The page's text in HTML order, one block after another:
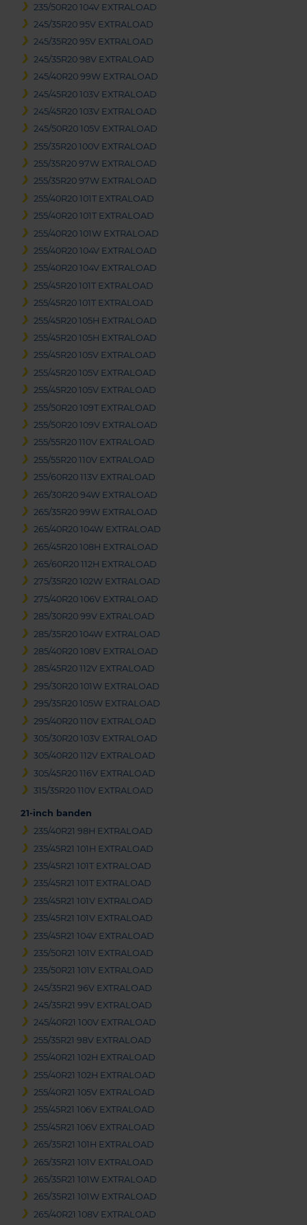
235/50R20 104V EXTRALOAD
245/35R20 95V EXTRALOAD
245/35R20 95V EXTRALOAD
245/35R20 98V EXTRALOAD
245/40R20 99W EXTRALOAD
245/45R20 103V EXTRALOAD
245/45R20 103V EXTRALOAD
245/50R20 105V EXTRALOAD
255/35R20 100V EXTRALOAD
255/35R20 97W EXTRALOAD
255/35R20 97W EXTRALOAD
255/40R20 101T EXTRALOAD
255/40R20 101T EXTRALOAD
255/40R20 101W EXTRALOAD
255/40R20 104V EXTRALOAD
255/40R20 104V EXTRALOAD
255/45R20 101T EXTRALOAD
255/45R20 101T EXTRALOAD
255/45R20 105H EXTRALOAD
255/45R20 105H EXTRALOAD
255/45R20 105V EXTRALOAD
255/45R20 105V EXTRALOAD
255/45R20 105V EXTRALOAD
255/50R20 109T EXTRALOAD
255/50R20 109V EXTRALOAD
255/55R20 110V EXTRALOAD
255/55R20 110V EXTRALOAD
255/60R20 113V EXTRALOAD
265/30R20 94W EXTRALOAD
265/35R20 99W EXTRALOAD
265/40R20 104W EXTRALOAD
265/45R20 108H EXTRALOAD
265/60R20 112H EXTRALOAD
275/35R20 102W EXTRALOAD
275/40R20 106V EXTRALOAD
285/30R20 99V EXTRALOAD
285/35R20 104W EXTRALOAD
285/40R20 108V EXTRALOAD
285/45R20 112V EXTRALOAD
295/30R20 101W EXTRALOAD
295/35R20 105W EXTRALOAD
295/40R20 110V EXTRALOAD
305/30R20 103V EXTRALOAD
305/40R20 112V EXTRALOAD
305/45R20 116V EXTRALOAD
315/35R20 110V EXTRALOAD
21-inch banden
235/40R21 98H EXTRALOAD
235/45R21 101H EXTRALOAD
235/45R21 101T EXTRALOAD
235/45R21 101T EXTRALOAD
235/45R21 101V EXTRALOAD
235/45R21 101V EXTRALOAD
235/45R21 104V EXTRALOAD
235/50R21 101V EXTRALOAD
235/50R21 101V EXTRALOAD
245/35R21 96V EXTRALOAD
245/35R21 99V EXTRALOAD
245/40R21 100V EXTRALOAD
255/35R21 98V EXTRALOAD
255/40R21 102H EXTRALOAD
255/40R21 102H EXTRALOAD
255/40R21 105V EXTRALOAD
255/45R21 106V EXTRALOAD
255/45R21 106V EXTRALOAD
265/35R21 101H EXTRALOAD
265/35R21 101V EXTRALOAD
265/35R21 101W EXTRALOAD
265/35R21 101W EXTRALOAD
265/40R21 108V EXTRALOAD